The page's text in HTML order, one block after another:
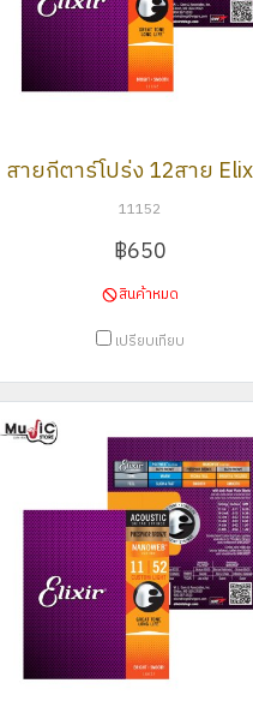
11152
฿650
สินค้าหมด
เปรียบเทียบ